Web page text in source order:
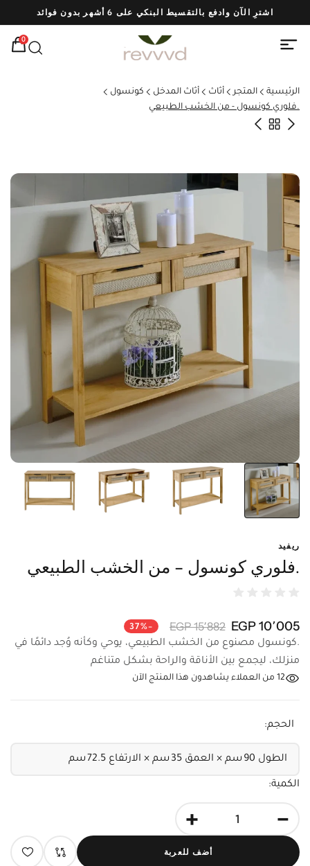
اشترِ الآن وادفع بالتقسيط البنكي على 6 أشهر بدون فوائد
0
الرئيسية المتجر أثاث أثاث المدخل
كونسول
.فلوري كونسول - من الخشب الطبيعي
ريفيد
.فلوري كونسول - من الخشب الطبيعي
10٬005 EGP 15٬882 EGP -37%
.كونسول مصنوع من الخشب الطبيعي، يوحي وكأنه وُجد دائمًا في
منزلك، ليجمع بين الأناقة والراحة بشكل متناغم
12 من العملاء يشاهدون هذا المنتج الآن
الحجم:
الكمية:
-
+
أضف للعربة